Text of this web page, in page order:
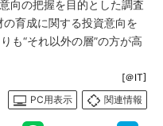
向の把握を目的とした調査
育成に関する投資意向を
も“それ以外の層”の方が高
[＠IT]
PC用表示
関連情報